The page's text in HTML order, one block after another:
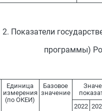
2. Показатели
программы)
Единица
измерения
(по ОКЕИ)
Базовое
значение
2022